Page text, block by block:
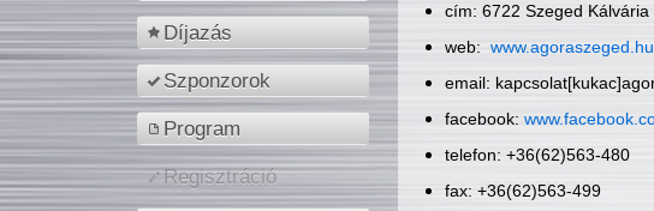
Díjazás
Szponzorok
Program
Regisztráció
cím: 6722 Szeged
web: www.agoraszeged.hu
email:
facebook:
telefon: +36(62)563-480
fax: +36(62)563-499